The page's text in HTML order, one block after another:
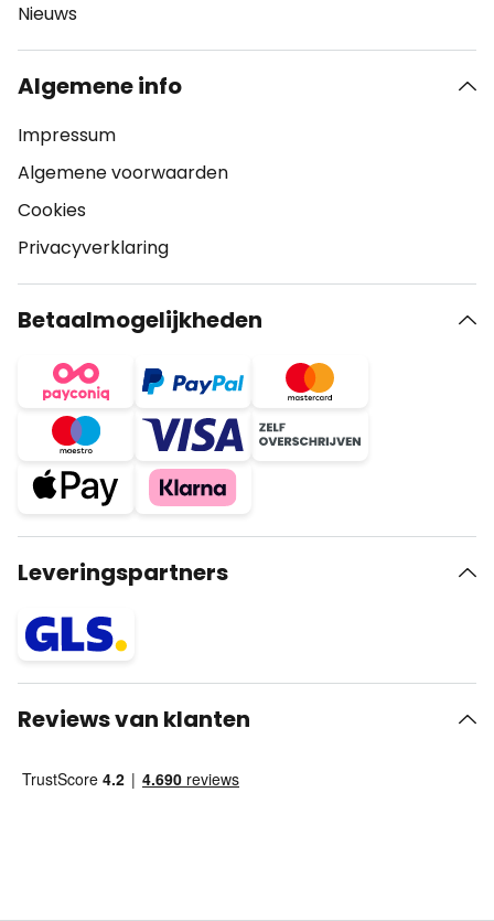
Nieuws
Algemene info
Impressum
Algemene voorwaarden
Cookies
Privacyverklaring
Betaalmogelijkheden
Leveringspartners
Reviews van klanten